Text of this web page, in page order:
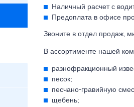
Наличный расчет с
Предоплата в офисе
Звоните в отдел продаж,
В ассортименте нашей
разнофракционный
песок;
песчано-гравийную
щебень;